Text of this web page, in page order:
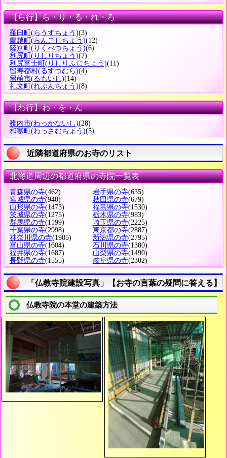
【ら行】ら・り・る・れ・ろ
羅臼町 (らうすちょう)(3)
蘭越町 (らんこしちょう)(12)
陸別町 (りくべつちょう)(6)
利尻町 (りしりちょう)(7)
利尻富士町 (りしりふじちょう)(11)
留寿都村(るすつむら)(4)
留萌市(るもいし)(14)
礼文町 (れぶんちょう)(8)
【わ行】わ・を・ん
稚内市(わっかないし)(28)
和寒町 (わっさむちょう)(5)
近隣都道府県のお寺のリスト
北海道周辺の都道府県の寺院一覧表
青森県の寺(462) 岩手県の寺(635)
宮城県の寺(940) 秋田県の寺(679)
山形県の寺(1473) 福島県の寺(1530)
茨城県の寺(1275) 栃木県の寺(983)
群馬県の寺(1199) 埼玉県の寺(2225)
千葉県の寺(2998) 東京都の寺(2887)
神奈川県の寺(1905) 新潟県の寺(2795)
富山県の寺(1604) 石川県の寺(1380)
福井県の寺(1687) 山梨県の寺(1490)
長野県の寺(1555) 岐阜県の寺(2302)
「仏教寺院建設写真」【お寺の言葉の疑問に答える】
仏教寺院の本堂の建築方法